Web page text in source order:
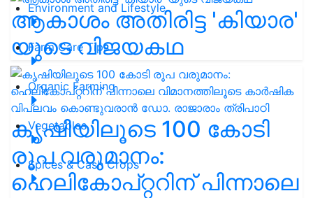
Environment and Lifestyle
Farm Care Tips
Organic Farming
Vegetables
Spices & Cash Crops
ആകാശം അതിരിട്ട 'കിയാര'
യുടെ വിജയകഥ
കൃഷിയിലൂടെ 100 കോടി
രൂപ വരുമാനം:
ഹെലികോപ്റ്ററിന് പിന്നാലെ